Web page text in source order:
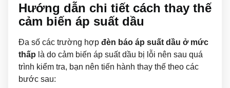
Hướng dẫn chi tiết cách thay thế
cảm biến áp suất dầu
Đa số các trường hợp đèn báo áp suất dầu ở mức
thấp là do cảm biến áp suất dầu bị lỗi nên sau quá
trình kiểm tra, bạn nên tiến hành thay thế theo các
bước sau: